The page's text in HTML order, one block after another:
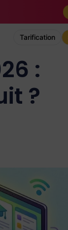
Tarification
:
?